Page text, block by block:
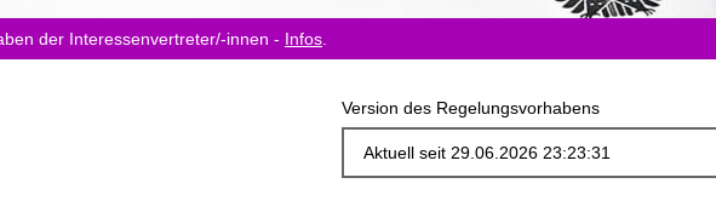
der Interessenvertreter/-innen - Infos
Version des Regelungsvorhabens